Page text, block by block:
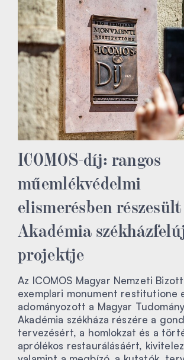
ICOMOS-díj: rangos
műemlékvédelmi
elismerésben
Akadémia
projektje
Az ICOMOS Magyar Nemzeti
exemplari monument restitutione
adományozott a Magyar
Akadémia székháza részére a
tervezésért, a homlokzat és a
aprólékos restaurálásáért,